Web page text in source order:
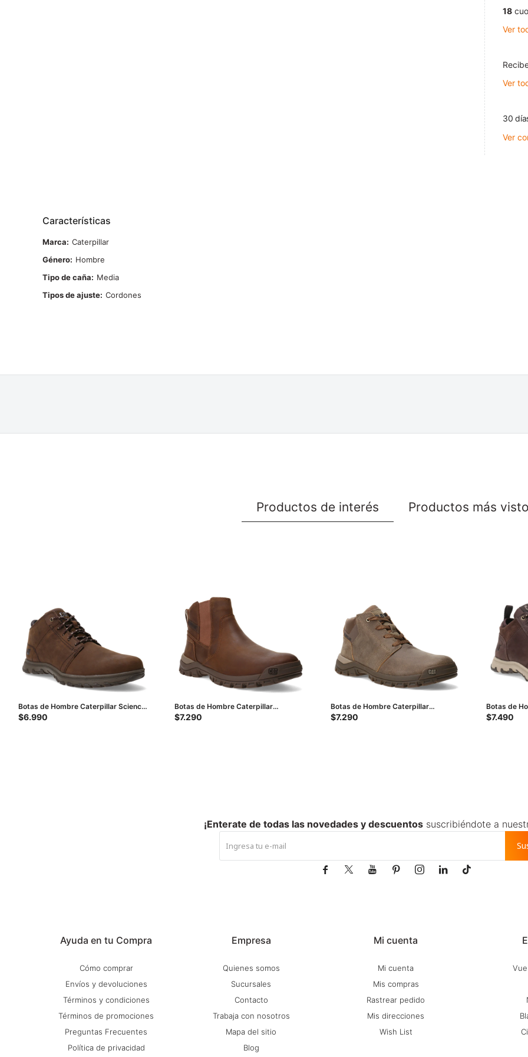
18
Ver
Ver
30
Ver
Características
Marca
Caterpillar
Género
Hombre
Tipo de caña
Media
Tipos de ajuste Cordones
Productos de interés Productos más
Botas de Hombre Caterpillar Science
Mid - Marrón Oscuro
$6.990
Botas de Hombre Caterpillar
Threshold Chelsea - Marrón
$7.290
Botas de Hombre Caterpillar
Threshold Chukka - Marrón
$7.290
Botas de
Bar -
$7.490
Ayuda en tu Compra
Cómo comprar
Envíos y devoluciones
Términos y condiciones
Términos de promociones
Preguntas Frecuentes
Política de privacidad
Empresa
Quienes somos
Sucursales
Contacto
Trabaja con nosotros
Mapa del sitio
Blog
Mi cuenta
Mi cuenta
Mis compras
Rastrear pedido
Mis direcciones
Wish List
¡Enterate de todas las novedades y descuentossuscribiéndote a
      